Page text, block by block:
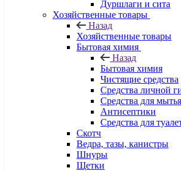
Дуршлаги и сита
Хозяйственные товары
Назад
Хозяйственные товары
Бытовая химия
Назад
Бытовая химия
Чистящие средства
Средства личной
Средства для
Антисептики
Средства для
Скотч
Ведра, тазы, канистры
Шнуры
Щетки